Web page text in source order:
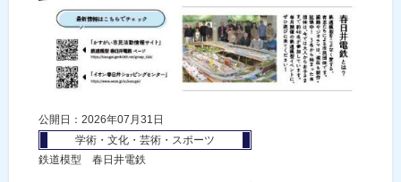
公開日：2026年07月31日
学術・文化・芸術・スポーツ
鉄道模型 春日井電鉄